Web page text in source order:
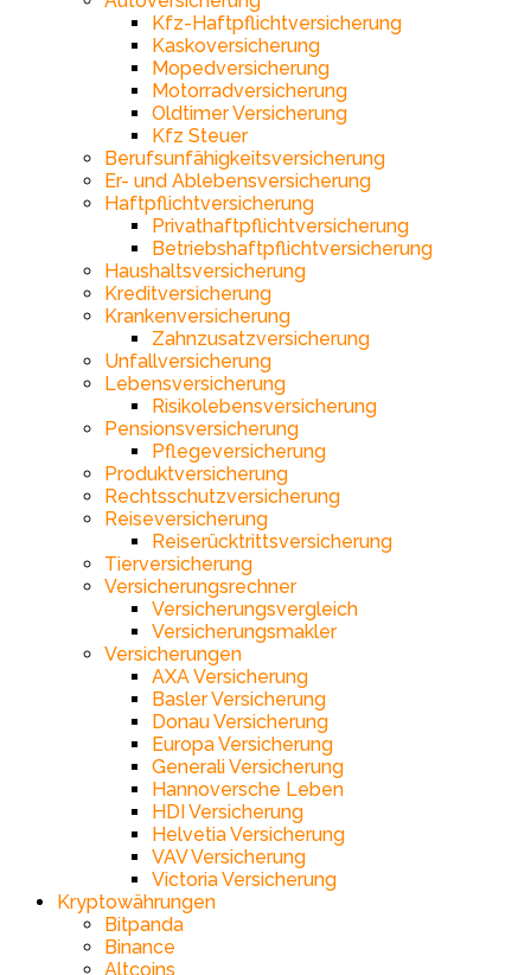
Kfz-Haftpflichtversicherung
Kaskoversicherung
Mopedversicherung
Motorradversicherung
Oldtimer Versicherung
Kfz Steuer
Berufsunfähigkeitsversicherung
Er- und Ablebensversicherung
Haftpflichtversicherung
Privathaftpflichtversicherung
Betriebshaftpflichtversicherung
Haushaltsversicherung
Kreditversicherung
Krankenversicherung
Zahnzusatzversicherung
Unfallversicherung
Lebensversicherung
Risikolebensversicherung
Pensionsversicherung
Pflegeversicherung
Produktversicherung
Rechtsschutzversicherung
Reiseversicherung
Reiserücktrittsversicherung
Tierversicherung
Versicherungsrechner
Versicherungsvergleich
Versicherungsmakler
Versicherungen
AXA Versicherung
Basler Versicherung
Donau Versicherung
Europa Versicherung
Generali Versicherung
Hannoversche Leben
HDI Versicherung
Helvetia Versicherung
VAV Versicherung
Victoria Versicherung
Kryptowährungen
Bitpanda
Binance
Altcoins